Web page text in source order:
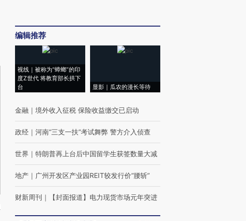
编辑推荐
视线｜被称为“蟑螂”的印
度Z世代 将教育部长拱下
台
显影｜瓜农的漫长等待
金融 ｜ 境外收入征税 保险收益缴交已启动
政经 ｜ 河南“三支一扶”考试舞弊 警方介入侦查
世界 ｜ 特朗普再上台后中国留学生获签数量大减
地产 ｜ 广州开发区产业园REIT较发行价“腰斩”
财新周刊 ｜ 【封面报道】电力现货市场元年突进